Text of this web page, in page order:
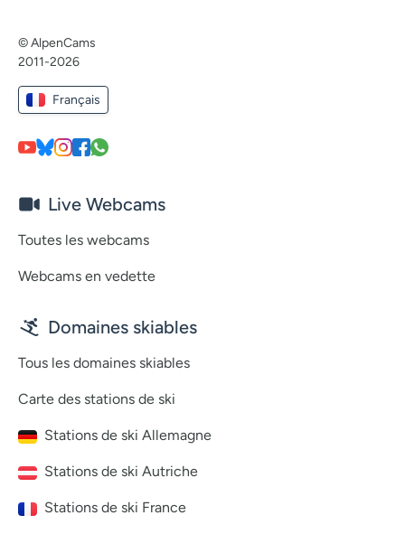
© AlpenCams
2011-2026
Français
Live Webcams
Toutes les webcams
Webcams en vedette
Domaines skiables
Tous les domaines skiables
Carte des stations de ski
Stations de ski Allemagne
Stations de ski Autriche
Stations de ski France